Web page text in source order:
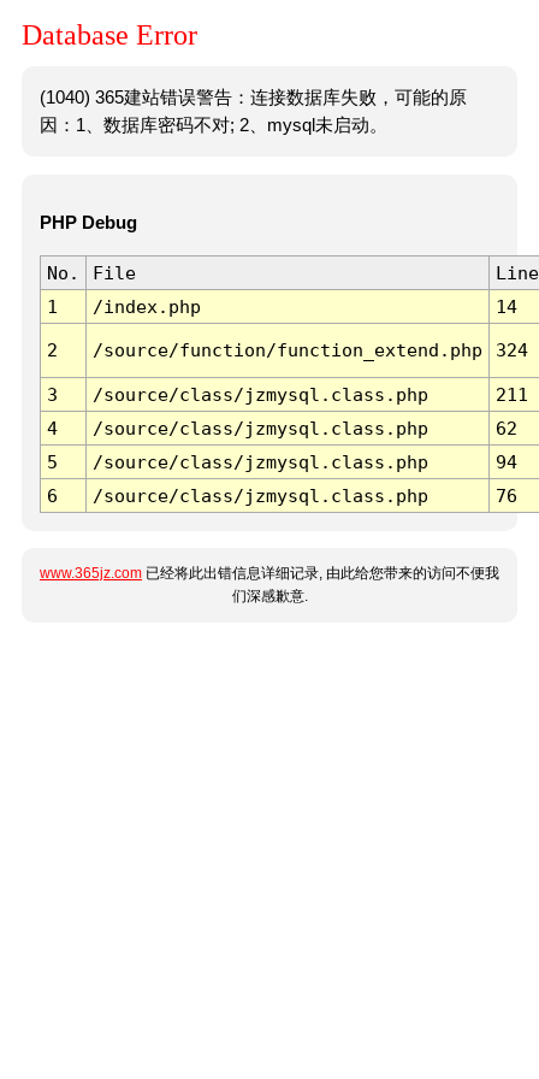
Database Error
(1040) 365建站错误警告：连接数据库失败，可能的原
因：1、数据库密码不对; 2、mysql未启动。
PHP Debug
No. File
Line
1
/index.php 14
2 /source/function/function_extend.php 324
3 /source/class/jzmysql.class.php
211
4
/source/class/jzmysql.class.php
62
5
/source/class/jzmysql.class.php
94
6
/source/class/jzmysql.class.php 76
www.365jz.com 已经将此出错信息详细记录, 由此给您带来的访问不便我
们深感歉意.